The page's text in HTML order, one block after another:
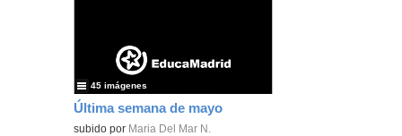
Última semana de mayo
subido por Maria Del Mar N.
45 imágenes